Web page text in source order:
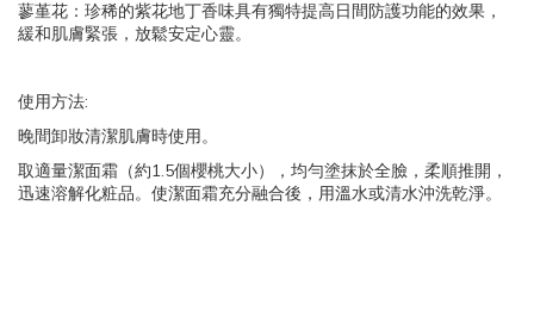
蓼堇花：珍稀的紫花地丁香味具有獨特提高日間防護功能的效果，
緩和肌膚緊張，放鬆安定心靈。
使用方法:
晚間卸妝清潔肌膚時使用。
取適量潔面霜（約1.5個櫻桃大小），均勻塗抹於全臉，柔順推開，
迅速溶解化粧品。使潔面霜充分融合後，用溫水或清水沖洗乾淨。